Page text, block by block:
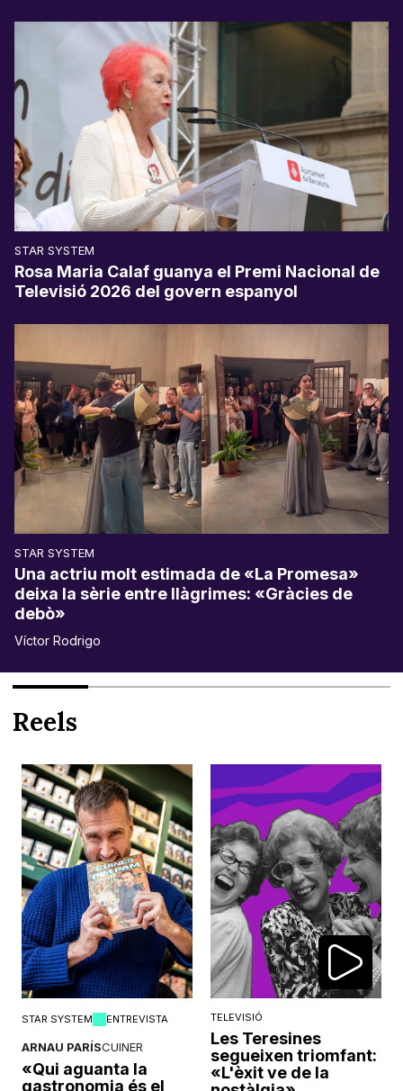
STAR SYSTEM
Rosa Maria Calaf guanya el Premi Nacional de
Televisió 2026 del govern espanyol
STAR SYSTEM
Una actriu molt estimada de «La Promesa»
deixa la sèrie entre llàgrimes: «Gràcies de
debò»
Víctor Rodrigo
Reels
STAR SYSTEM ENTREVISTA
ARNAU PARÍSCUINER
«Qui aguanta la
gastronomia és el
TELEVISIÓ
Les Teresines
segueixen triomfant:
«L'èxit ve de la